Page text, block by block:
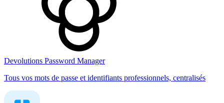
Devolutions Password Manager
Tous vos mots de passe et identifiants professionnels, centralisés